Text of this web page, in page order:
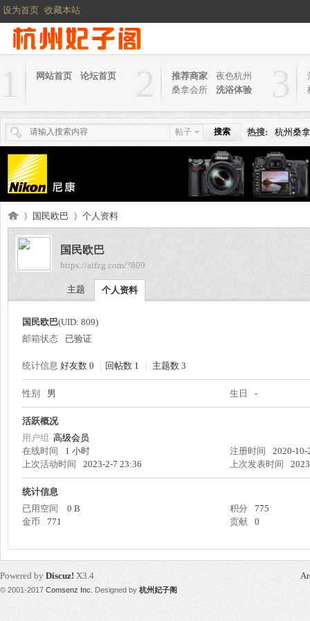
设为首页 收藏本站
1 网站首页 论坛首页 2 推荐商家
夜色杭州
桑拿会所
洗浴体验 3
帖子 搜索 热搜: 杭州桑
妃
›
国民欧巴 个人资料
国民欧巴
https://aifzg.com/?809
主题 个人资料
国民欧巴(UID: 809)
邮箱状态
已验证
统计信息 好友数 0 | 回帖数 1 | 主题数 3
性别 男 生日 -
活跃概况
用户组 高级会员
在线时间
1 小时 注册时间
2020-10-
上次活动时间
2023-2-7 23:36 上次发表时间
统计信息
已用空间
0 B 积分
775
金币
771 贡献 0
Powered by Discuz! X3.4
© 2001-2017 Comsenz Inc. Designed by杭州妃子阁